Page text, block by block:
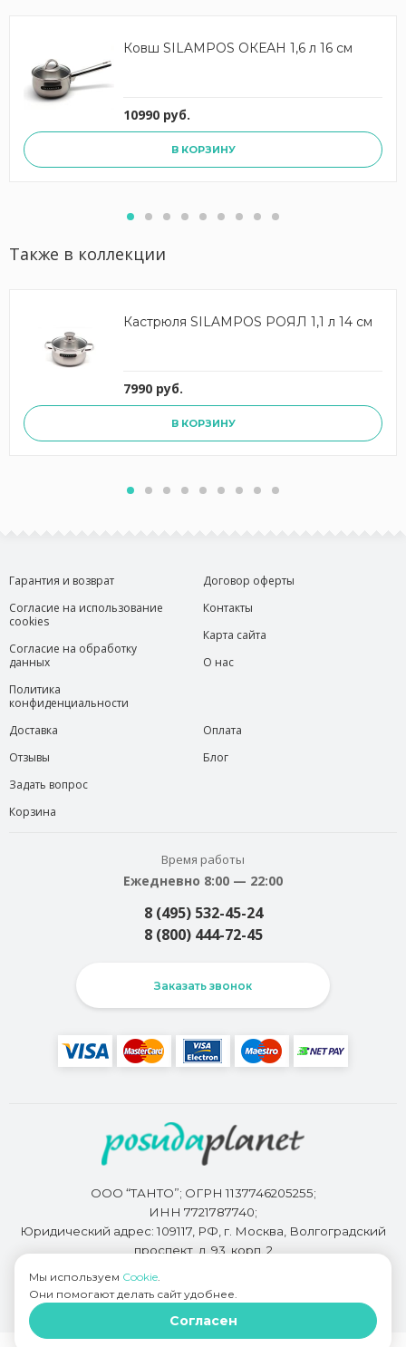
Ковш SILAMPOS ОКЕАН 1,6 л 16 см
10990 руб.
В КОРЗИНУ
Также в коллекции
Кастрюля SILAMPOS РОЯЛ 1,1 л 14 см
7990 руб.
В КОРЗИНУ
Гарантия и возврат
Согласие на использование
cookies
Согласие на обработку
данных
Политика
конфиденциальности
Договор оферты
Контакты
Карта сайта
О нас
Доставка
Отзывы
Задать вопрос
Корзина
Оплата
Блог
Время работы
Ежедневно 8:00 — 22:00
8 (495) 532-45-24
8 (800) 444-72-45
Заказать звонок
ООО “ТАНТО”; ОГРН 1137746205255;
ИНН 7721787740;
Юридический адрес: 109117, РФ, г. Москва, Волгоградский
проспект, д. 93, корп. 2
Разработкой сайта занимается
Мы используем Cookie.
Они помогают делать сайт удобнее.
Согласен